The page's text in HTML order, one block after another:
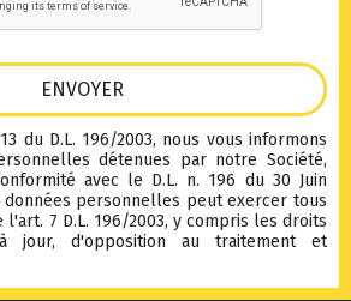
du D.L. 196/2003, nous vous informons
détenues par notre Société,
avec le D.L. n. 196 du 30 Juin
données personnelles peut exercer tous
7 D.L. 196/2003, y compris les droits
jour, d'opposition au traitement et